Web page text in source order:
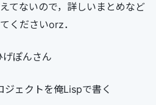
てないので，詳しいまとめなど
くださいorz．
ぽんさん
ェクトを俺Lispで書く